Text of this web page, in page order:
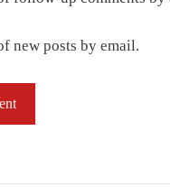
new posts by email.